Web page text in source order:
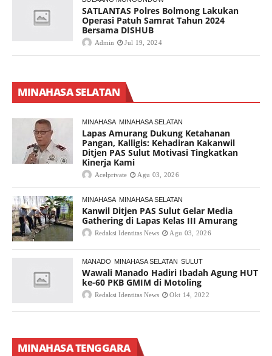
SATLANTAS Polres Bolmong Lakukan
Operasi Patuh Samrat Tahun 2024
Bersama DISHUB
Admin Jul 19, 2024
MINAHASA SELATAN
MINAHASA MINAHASA SELATAN
Lapas Amurang Dukung Ketahanan
Pangan, Kalligis: Kehadiran Kakanwil
Ditjen PAS Sulut Motivasi Tingkatkan
Kinerja Kami
Acelprivate Agu 03, 2026
MINAHASA MINAHASA SELATAN
Kanwil Ditjen PAS Sulut Gelar Media
Gathering di Lapas Kelas III Amurang
Redaksi Identitas News Agu 03, 2026
MANADO MINAHASA SELATAN SULUT
Wawali Manado Hadiri Ibadah Agung HUT
ke-60 PKB GMIM di Motoling
Redaksi Identitas News Okt 14, 2022
MINAHASA TENGGARA